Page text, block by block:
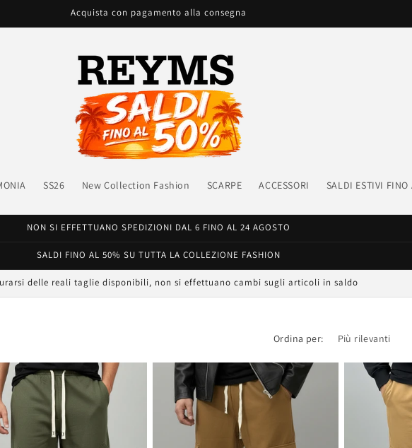
Acquista con pagamento alla consegna
SS26 New Collection Fashion SCARPE ACCESSORI SALDI ESTIVI FINO
NON SI EFFETTUANO SPEDIZIONI DAL 6 FINO AL 24 AGOSTO
SALDI FINO AL 50% SU TUTTA LA COLLEZIONE FASHION
delle reali taglie disponibili, non si effettuano cambi sugli articoli in saldo
Ordina per: